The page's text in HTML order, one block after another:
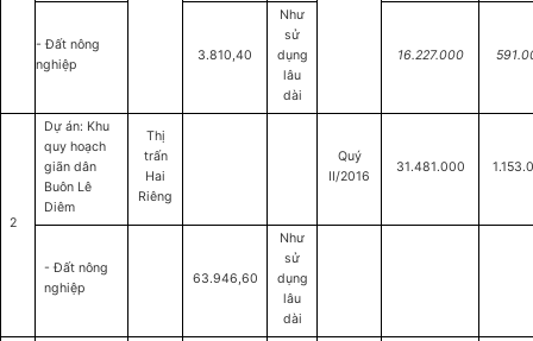
- Đất nông
nghiệp
3.810,40
Như
sử
dụng
lâu
dài
16.227.000
2
Dự án: Khu
quy hoạch
giãn dân
Buôn Lê
Diêm
Thị
trấn
Hai
Riêng
Quý
II/2016
31.481.000
- Đất nông
nghiệp
63.946,60
Như
sử
dụng
lâu
dài